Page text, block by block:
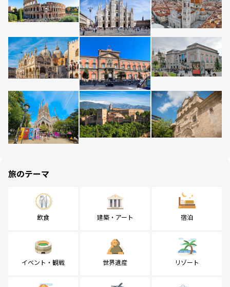
旅のテーマ
飲食 建築・アート 宿泊
イベント・観戦 世界遺産 リゾート